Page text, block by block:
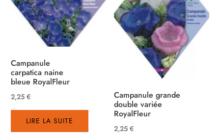
Campanule
carpatica naine
bleue RoyalFleur
2,25€
LIRE LA SUITE
Campanule grande
double variée
RoyalFleur
2,25€